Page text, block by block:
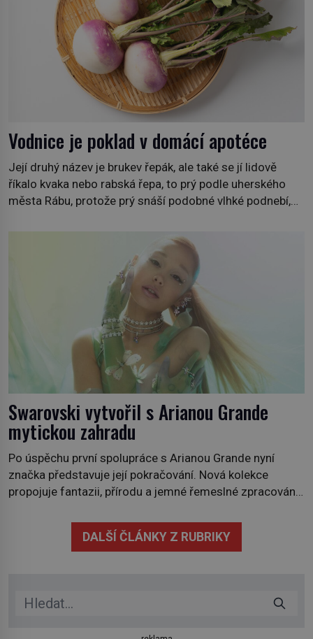
Vodnice je poklad v domácí apotéce
Její druhý název je brukev řepák, ale také se jí lidově
říkalo kvaka nebo rabská řepa, to prý podle uherského
města Rábu, protože prý snáší podobné vlhké podnebí,
někdy i v obchodech. Její bulvy jsou bílé, nahoře někdy
Swarovski vytvořil s Arianou Grande
mytickou zahradu
Po úspěchu první spolupráce s Arianou Grande nyní
značka představuje její pokračování. Nová kolekce
propojuje fantazii, přírodu a jemné řemeslné zpracování
třicítka šperků působí hravě a zároveň rafinovaně.
Spolupráce mezi značkou Swarovski a zpěvačkou a
DALŠÍ ČLÁNKY Z RUBRIKY